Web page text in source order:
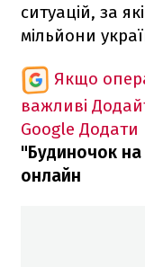
ситуацій, за
мільйони
Якщо
важливі
Google Додати
"Будиночок на
онлайн